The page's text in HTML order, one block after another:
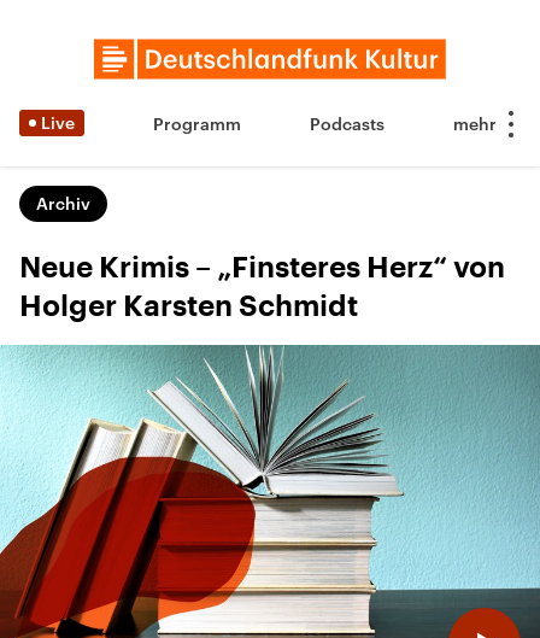
Live Programm Podcasts
Archiv
Neue Krimis – „Finsteres Herz“ von
Holger Karsten Schmidt